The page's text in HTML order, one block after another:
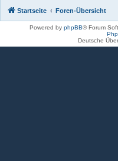
Startseite Foren-Übersicht
Powered by phpBB® Forum
Deutsche